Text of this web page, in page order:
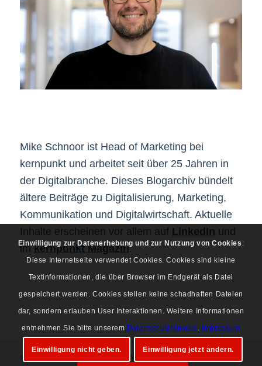
Mike Schnoor ist Head of Marketing bei
kernpunkt und arbeitet seit über 25 Jahren in
der Digitalbranche. Dieses Blogarchiv bündelt
ältere Beiträge zu Digitalisierung, Marketing,
Kommunikation und Digitalwirtschaft. Aktuelle
Inhalte erscheinen vor allem auf LinkedIn und
imkernpunkt Magazin.
© Copyright 1997-2026 Mike Schnoor. Alle Rechte vorbehalten.
Einwilligung zur Datenerhebung und zur Nutzung von Cookies :
Diese Internetseite verwendet Cookies. Cookies sind kleine
Textinformationen, die über Browser im Endgerät als Datei
gespeichert werden. Cookies stellen keine schadhaften Dateien
dar, sondern erlauben User Interaktionen. Weitere Informationen
entnehmen Sie bitte unserem Datenschutzhinweis. Impressum
Einwilligung nicht geben. Einwilligung jetzt ändern.